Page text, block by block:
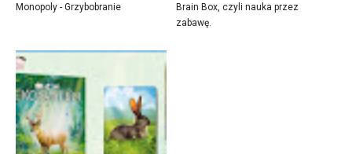
Monopoly - Grzybobranie
Brain Box, czyli nauka przez
zabawę.